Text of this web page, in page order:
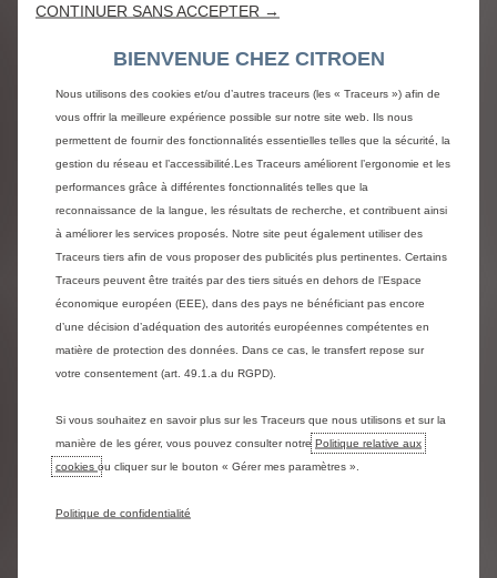
21/02/2017)
Citroën C4 (du 02/02/2010 au 20/05/2018)
Citroën DS3 (du 05/12/2008 au 30/05/2019)
Citroën DS4 (du 05/05/2010 au 03/02/2017)
Citroën DS5 (du 30/06/2010 au 09/02/2018)
Citroën C-Zéro (d’octobre 2010 à février
2017)
Avec la vérification du numéro VIN ci-dessous,
vous pouvez facilement savoir si votre véhicule
est concerné et s’il a déjà été rappelé ou le
sera prochainement. Veuillez avoir votre
numéro d’identification du véhicule (VIN) à
portée de main. Ce numéro figure sur la carte
grise ou les documents d’assurance. Il s’agit
attribué à chaque véhicule.
Si, après l'enregistrement, vous ne parvenez pas
à obtenir une date de réparation appropriée
pour le remplacement de votre airbag Takata,
CONTINUER SANS ACCEPTER →
BIENVENUE CHEZ CITROEN
Nous utilisons des cookies et/ou d’autres traceurs (les « Traceurs ») afin de
vous offrir la meilleure expérience possible sur notre site web. Ils nous
permettent de fournir des fonctionnalités essentielles telles que la sécurité, la
gestion du réseau et l’accessibilité.Les Traceurs améliorent l’ergonomie et les
performances grâce à différentes fonctionnalités telles que la
reconnaissance de la langue, les résultats de recherche, et contribuent ainsi
à améliorer les services proposés. Notre site peut également utiliser des
Traceurs tiers afin de vous proposer des publicités plus pertinentes. Certains
Traceurs peuvent être traités par des tiers situés en dehors de l’Espace
économique européen (EEE), dans des pays ne bénéficiant pas encore
d’une décision d’adéquation des autorités européennes compétentes en
matière de protection des données. Dans ce cas, le transfert repose sur
votre consentement (art. 49.1.a du RGPD).
Si vous souhaitez en savoir plus sur les Traceurs que nous utilisons et sur la
manière de les gérer, vous pouvez consulter notre Politique relative aux
cookies ou cliquer sur le bouton « Gérer mes paramètres ».
Politique de confidentialité